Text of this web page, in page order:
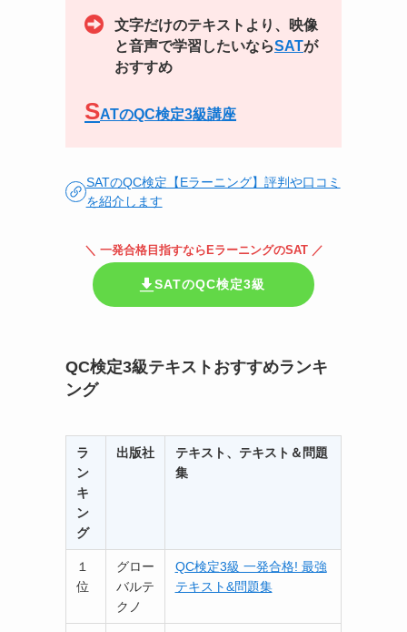
文字だけのテキストより、映像
と音声で学習したいならSATが
おすすめ
SATのQC検定3級講座
SATのQC検定【Eラーニング】評判や口コミ
を紹介します
＼ 一発合格目指すならEラーニングのSAT ／
SATのQC検定3級
QC検定3級テキストおすすめランキ
ング
ラ
ン
キ
ン
グ
出版社
テキスト、テキスト＆問題
集
１
位
グロー
バルテ
クノ
QC検定3級 一発合格! 最強
テキスト&問題集